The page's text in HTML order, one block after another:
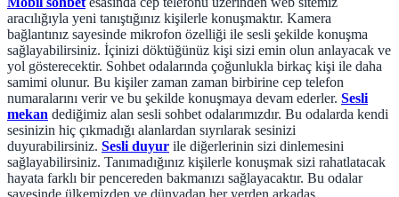
aracılığıyla yeni tanıştığınız kişilerle konuşmaktır. Kamera
bağlantınız sayesinde mikrofon özelliği ile sesli şekilde konuşma
sağlayabilirsiniz. İçinizi döktüğünüz kişi sizi emin olun anlayacak ve
yol gösterecektir. Sohbet odalarında çoğunlukla birkaç kişi ile daha
samimi olunur. Bu kişiler zaman zaman birbirine cep telefon
numaralarını verir ve bu şekilde konuşmaya devam ederler. Sesli
mekan dediğimiz alan sesli sohbet odalarımızdır. Bu odalarda kendi
sesinizin hiç çıkmadığı alanlardan sıyrılarak sesinizi
duyurabilirsiniz. Sesli duyur ile diğerlerinin sizi dinlemesini
sağlayabilirsiniz. Tanımadığınız kişilerle konuşmak sizi rahatlatacak
hayata farklı bir pencereden bakmanızı sağlayacaktır. Bu odalar